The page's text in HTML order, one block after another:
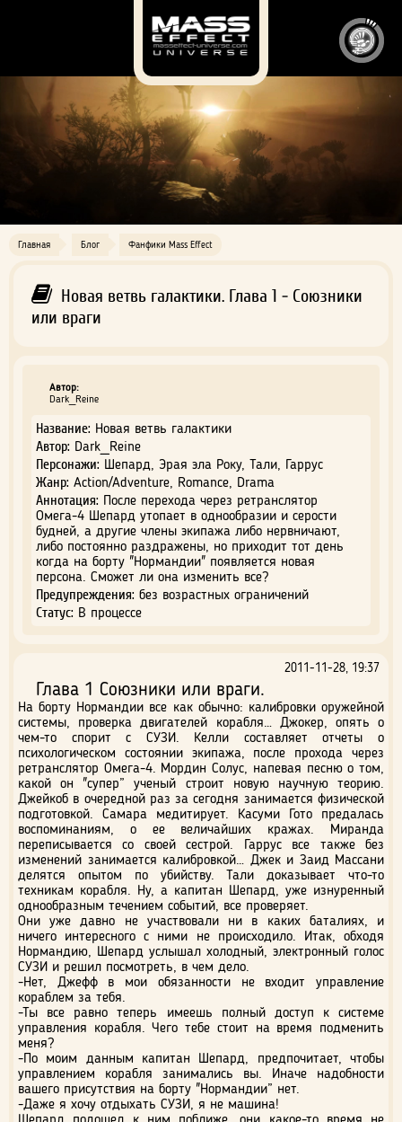
Главная Блог Фанфики Mass Effect
Новая ветвь галактики. Глава 1 - Союзники
или враги
Автор:
Dark_Reine
Название: Новая ветвь галактики
Автор: Dark_Reine
Персонажи: Шепард, Эрая эла Року, Тали, Гаррус
Жанр: Action/Adventure, Romance, Drama
Аннотация: После перехода через ретранслятор
Омега-4 Шепард утопает в однообразии и серости
будней, а другие члены экипажа либо нервничают,
либо постоянно раздражены, но приходит тот день
когда на борту "Нормандии" появляется новая
персона. Сможет ли она изменить все?
Предупреждения: без возрастных ограничений
Статус: В процессе
2011-11-28, 19:37
Глава 1 Союзники или враги.
На борту Нормандии все как обычно: калибровки оружейной
системы, проверка двигателей корабля… Джокер, опять о
чем-то спорит с СУЗИ. Келли составляет отчеты о
психологическом состоянии экипажа, после прохода через
ретранслятор Омега-4. Мордин Солус, напевая песню о том,
какой он "супер” ученый строит новую научную теорию.
Джейкоб в очередной раз за сегодня занимается физической
подготовкой. Самара медитирует. Касуми Гото предалась
воспоминаниям, о ее величайших кражах. Миранда
переписывается со своей сестрой. Гаррус все также без
изменений занимается калибровкой… Джек и Заид Массани
делятся опытом по убийству. Тали доказывает что-то
техникам корабля. Ну, а капитан Шепард, уже изнуренный
однообразным течением событий, все проверяет.
Они уже давно не участвовали ни в каких баталиях, и
ничего интересного с ними не происходило. Итак, обходя
Нормандию, Шепард услышал холодный, электронный голос
СУЗИ и решил посмотреть, в чем дело.
-Нет, Джефф в мои обязанности не входит управление
кораблем за тебя.
-Ты все равно теперь имеешь полный доступ к системе
управления корабля. Чего тебе стоит на время подменить
меня?
-По моим данным капитан Шепард, предпочитает, чтобы
управлением корабля занимались вы. Иначе надобности
вашего присутствия на борту "Нормандии” нет.
-Даже я хочу отдыхать СУЗИ, я не машина!